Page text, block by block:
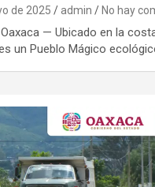
de 2025 admin No hay
— Ubicado en la
un Pueblo Mágico